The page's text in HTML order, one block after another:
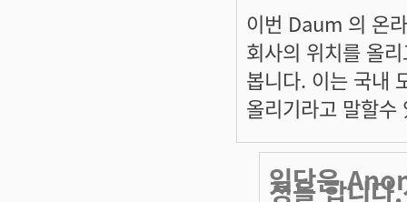
이번 Daum 의 온
회사의 위치를 올
봅니다. 이는 국내
올리기라고 말할수
일단은
정을 합니다